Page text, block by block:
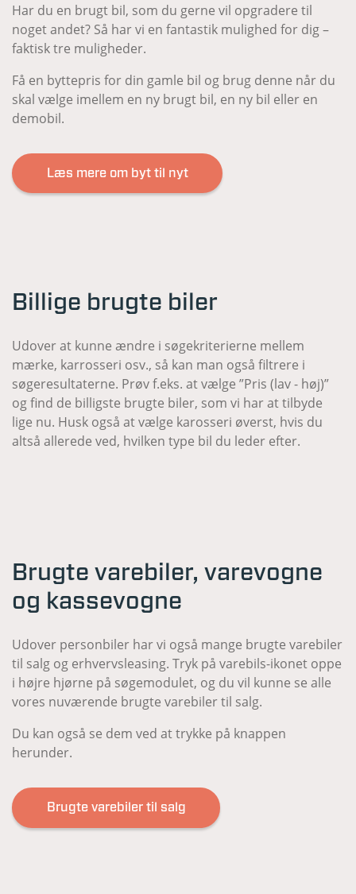
Har du en brugt bil, som du gerne vil opgradere til
noget andet? Så har vi en fantastik mulighed for dig –
faktisk tre muligheder.
Få en byttepris for din gamle bil og brug denne når du
skal vælge imellem en ny brugt bil, en ny bil eller en
demobil.
Læs mere om byt til nyt
Billige brugte biler
Udover at kunne ændre i søgekriterierne mellem
mærke, karrosseri osv., så kan man også filtrere i
søgeresultaterne. Prøv f.eks. at vælge ”Pris (lav - høj)”
og find de billigste brugte biler, som vi har at tilbyde
lige nu. Husk også at vælge karosseri øverst, hvis du
altså allerede ved, hvilken type bil du leder efter.
Brugte varebiler, varevogne
og kassevogne
Udover personbiler har vi også mange brugte varebiler
til salg og erhvervsleasing. Tryk på varebils-ikonet oppe
i højre hjørne på søgemodulet, og du vil kunne se alle
vores nuværende brugte varebiler til salg.
Du kan også se dem ved at trykke på knappen
herunder.
Brugte varebiler til salg